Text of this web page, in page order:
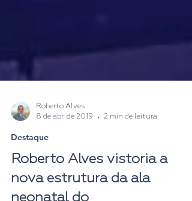
8 de abr. de 2019
Destaque
Roberto Alves vistoria a